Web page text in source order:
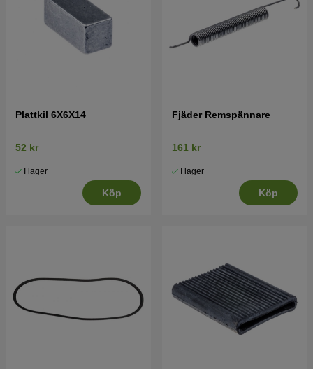
Plattkil 6X6X14
52 kr
I lager
Köp
Fjäder Remspännare
161 kr
I lager
Köp